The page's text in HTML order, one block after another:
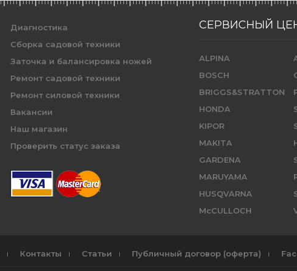
Диагностика
Сборка садовой техники
Заточка и балансировка ножей
Ремонт садовой техники
Ремонт силовой техники
Вакансии
Наш магазин
Проверить статус заказа
СЕРВИСНЫЙ
ALPINA
BOSCH
BRIGGS&STRATTON
HONDA
KIPOR
MAKITA
GARDENA
MARUYAMA
HUSQVARNA
McCULLOCH
Контакты Статьи Публичный договор (оферта)